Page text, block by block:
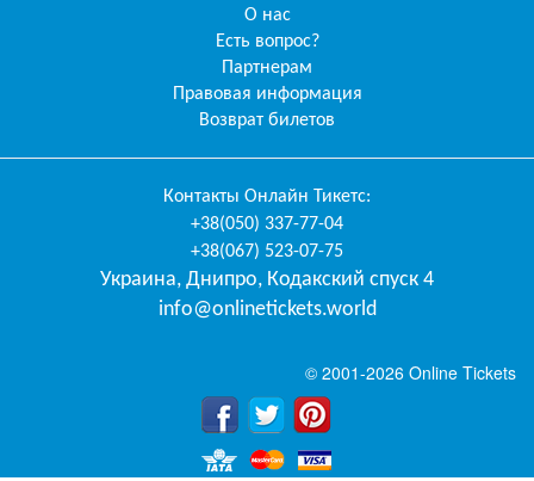
О нас
Есть вопрос?
Партнерам
Правовая информация
Возврат билетов
Контакты Онлайн Тикетс:
+38(050) 337-77-04
+38(067) 523-07-75
Украина, Днипро, Кодакский спуск 4
info@onlinetickets.world
© 2001-2026 Online Tickets